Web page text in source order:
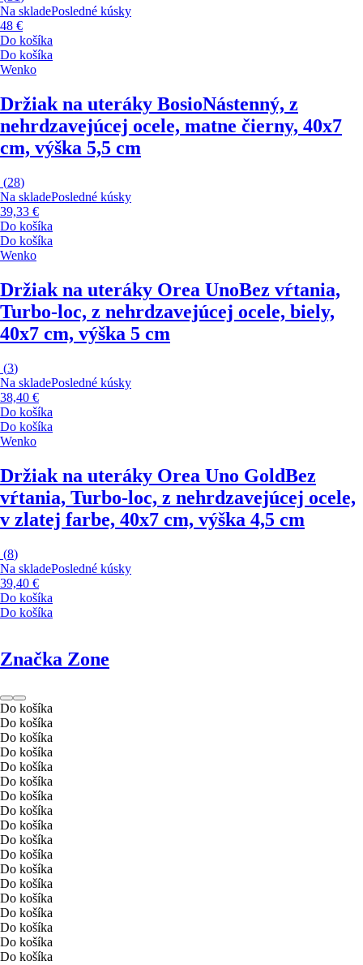
Na skladePosledné kúsky
48 €
Do košíka
Do košíka
Wenko
Držiak na uteráky BosioNástenný, z
nehrdzavejúcej ocele, matne čierny, 40x7
cm, výška 5,5 cm
(28)
Na skladePosledné kúsky
39,33 €
Do košíka
Do košíka
Wenko
Držiak na uteráky Orea UnoBez vŕtania,
Turbo-loc, z nehrdzavejúcej ocele, biely,
40x7 cm, výška 5 cm
(3)
Na skladePosledné kúsky
38,40 €
Do košíka
Do košíka
Wenko
Držiak na uteráky Orea Uno GoldBez
vŕtania, Turbo-loc, z nehrdzavejúcej ocele,
v zlatej farbe, 40x7 cm, výška 4,5 cm
(8)
Na skladePosledné kúsky
39,40 €
Do košíka
Do košíka
Značka Zone
Do košíka
Do košíka
Do košíka
Do košíka
Do košíka
Do košíka
Do košíka
Do košíka
Do košíka
Do košíka
Do košíka
Do košíka
Do košíka
Do košíka
Do košíka
Do košíka
Do košíka
Do košíka